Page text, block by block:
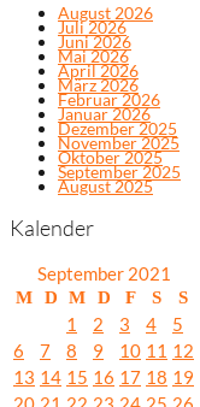
August 2026
Juli 2026
Juni 2026
Mai 2026
April 2026
März 2026
Februar 2026
Januar 2026
Dezember 2025
November 2025
Oktober 2025
September 2025
August 2025
Kalender
September 2021
M D M D F S S
1 2 3 4
5
6
7 8 9 10 11 12
13 14 15 16 17 18 19